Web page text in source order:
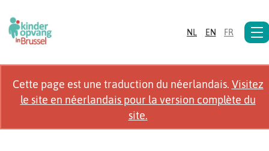
NL EN FR
Cette page est une traduction du néerlandais. Visitez
le site en néerlandais pour la version complète du
site.